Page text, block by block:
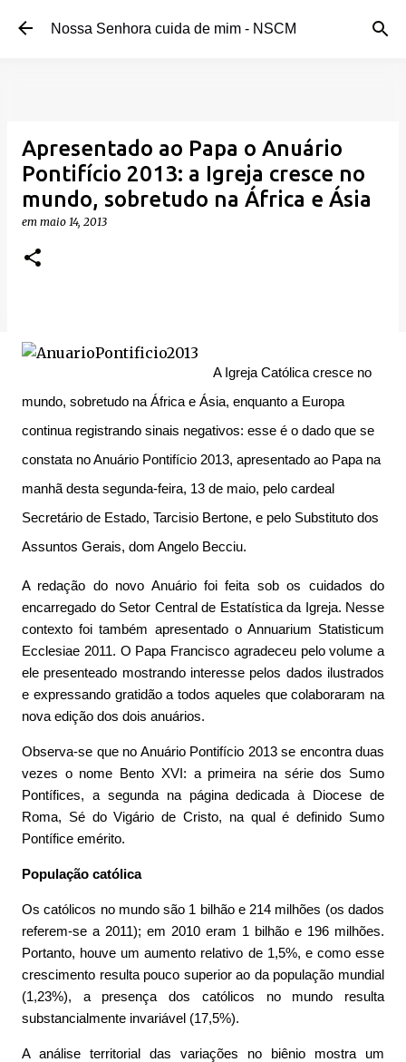
Pular para o conteúdo principal
Nossa Senhora cuida de mim - NSCM
Apresentado ao Papa o Anuário
Pontifício 2013: a Igreja cresce no
mundo, sobretudo na África e Ásia
em maio 14, 2013
A Igreja Católica cresce no
mundo, sobretudo na África e Ásia, enquanto a Europa
continua registrando sinais negativos: esse é o dado que se
constata no Anuário Pontifício 2013, apresentado ao Papa na
manhã desta segunda-feira, 13 de maio, pelo cardeal
Secretário de Estado, Tarcisio Bertone, e pelo Substituto dos
Assuntos Gerais, dom Angelo Becciu.
A redação do novo Anuário foi feita sob os cuidados do
encarregado do Setor Central de Estatística da Igreja. Nesse
contexto foi também apresentado o Annuarium Statisticum
Ecclesiae 2011. O Papa Francisco agradeceu pelo volume a
ele presenteado mostrando interesse pelos dados ilustrados
e expressando gratidão a todos aqueles que colaboraram na
nova edição dos dois anuários.
Observa-se que no Anuário Pontifício 2013 se encontra duas
vezes o nome Bento XVI: a primeira na série dos Sumo
Pontífices, a segunda na página dedicada à Diocese de
Roma, Sé do Vigário de Cristo, na qual é definido Sumo
Pontífice emérito.
População católica
Os católicos no mundo são 1 bilhão e 214 milhões (os dados
referem-se a 2011); em 2010 eram 1 bilhão e 196 milhões.
Portanto, houve um aumento relativo de 1,5%, e como esse
crescimento resulta pouco superior ao da população mundial
(1,23%), a presença dos católicos no mundo resulta
substancialmente invariável (17,5%).
A análise territorial das variações no biênio mostra um